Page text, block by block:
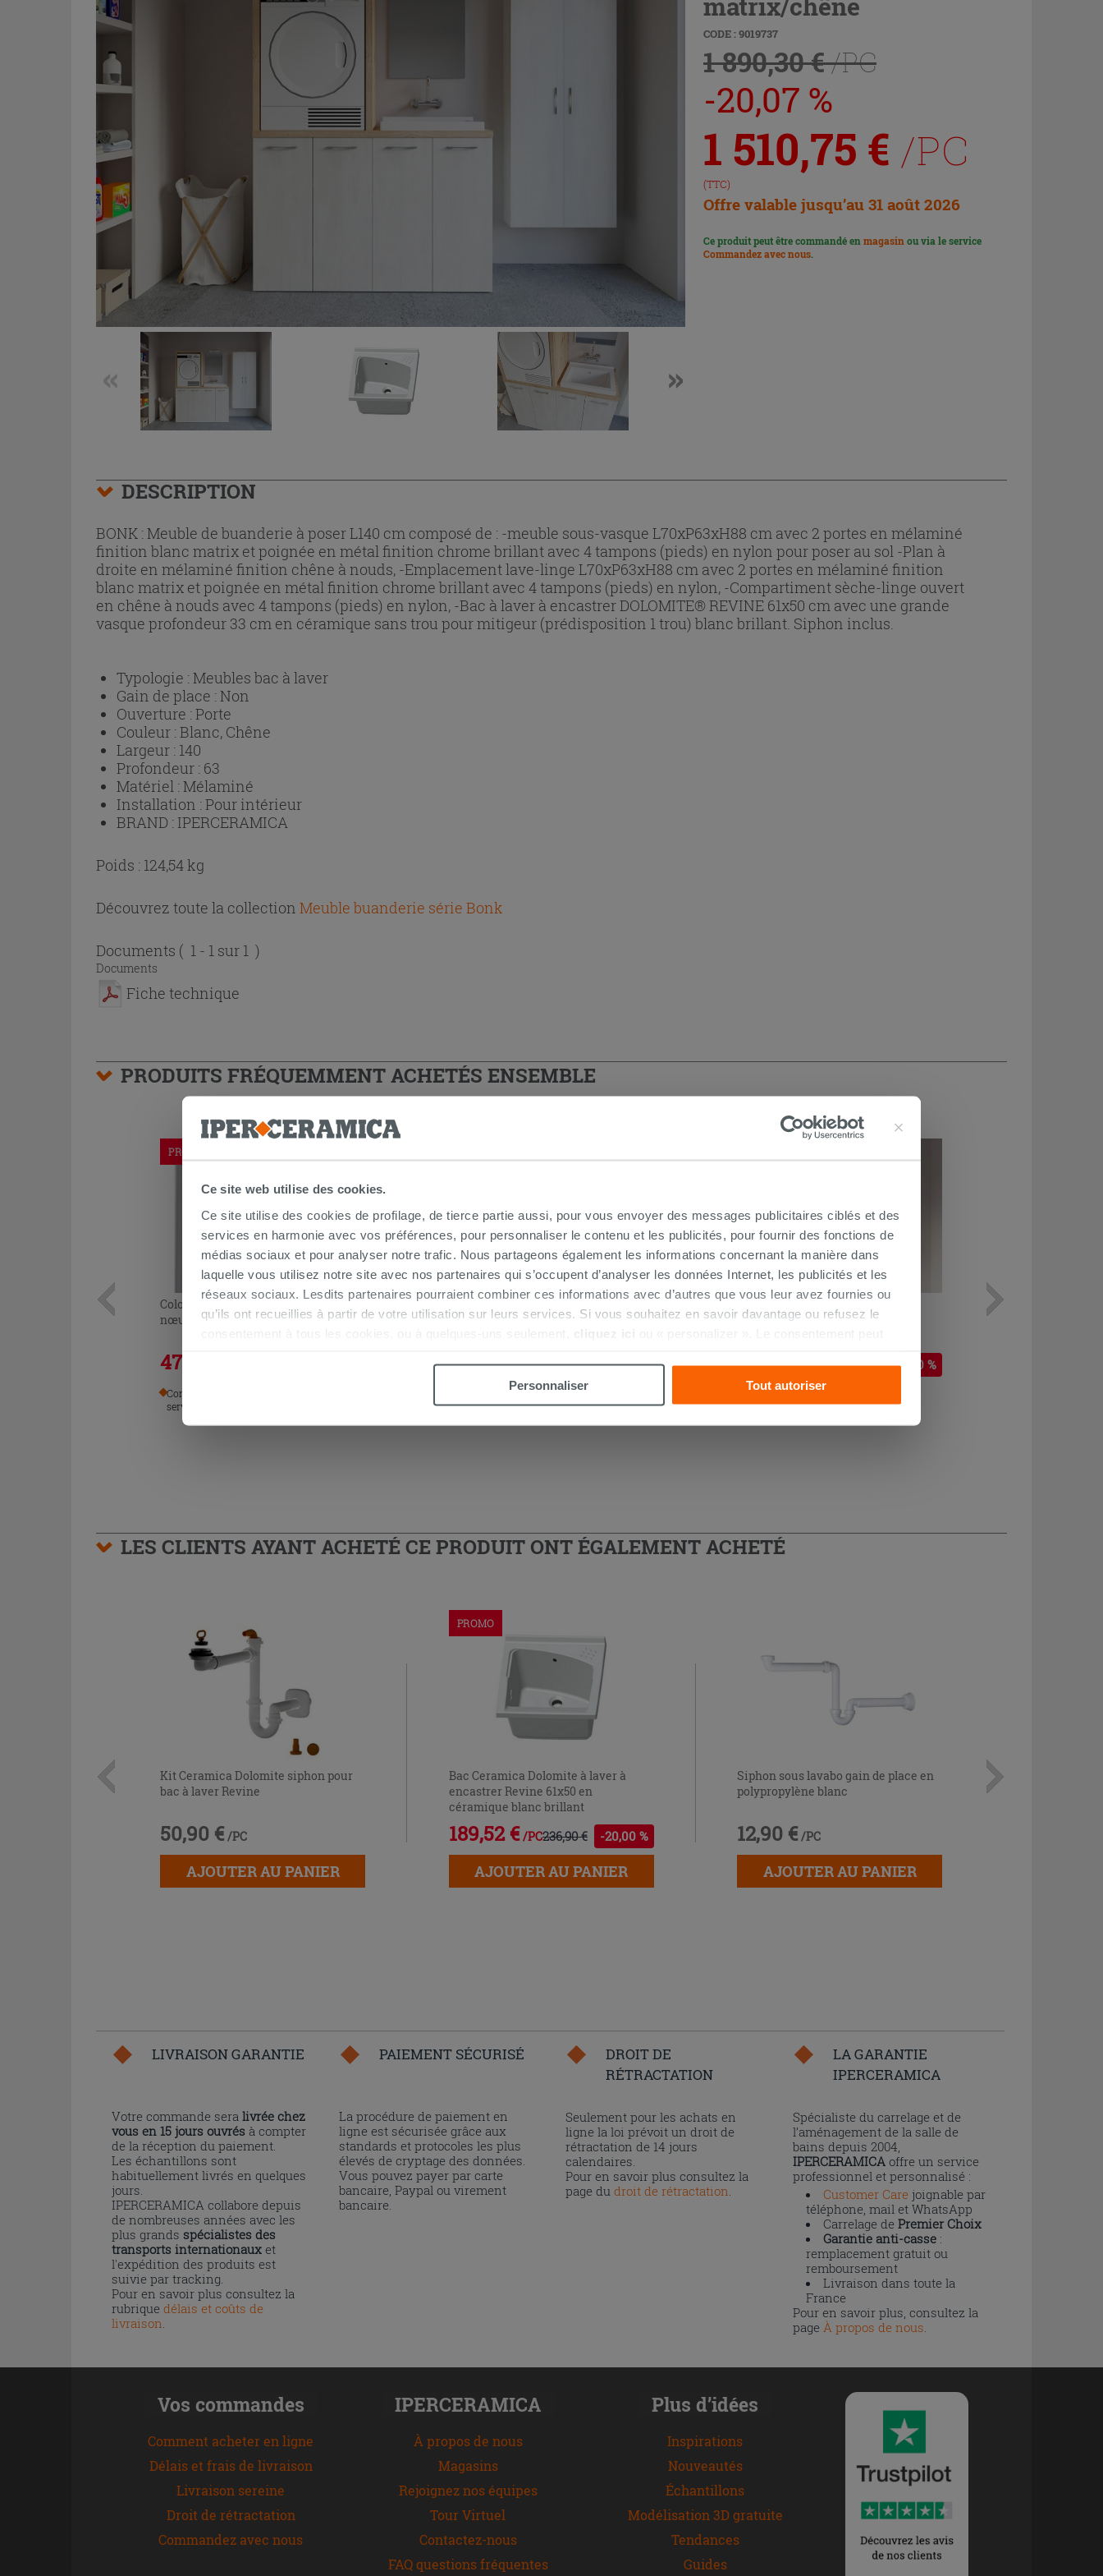
Ce site web utilise des cookies.
Ce site utilise des cookies de profilage, de tierce partie aussi, pour vous envoyer des messages publicitaires ciblés et des
services en harmonie avec vos préférences, pour personnaliser le contenu et les publicités, pour fournir des fonctions de
médias sociaux et pour analyser notre trafic. Nous partageons également les informations concernant la manière dans
laquelle vous utilisez notre site avec nos partenaires qui s’occupent d’analyser les données Internet, les publicités et les
réseaux sociaux. Lesdits partenaires pourraient combiner ces informations avec d’autres que vous leur avez fournies ou
qu’ils ont recueillies à partir de votre utilisation sur leurs services. Si vous souhaitez en savoir davantage ou refusez le
consentement à tous les cookies, ou à quelques-uns seulement,
cliquez ici ou « personalizer ». Le consentement peut
Personnaliser
Tout autoriser
CODE : 9019737
1 890,30 €/PC
-20,07 %
1 510,75 € /PC
(TTC)
Offre valable jusqu’au 31 août 2026
Ce produit peut être commandé en magasin ou via le service
Commandez avec nous.
DESCRIPTION
BONK : Meuble de buanderie à poser L140 cm composé de : -meuble sous-vasque L70xP63xH88 cm avec 2 portes en mélaminé
finition blanc matrix et poignée en métal finition chrome brillant avec 4 tampons (pieds) en nylon pour poser au sol -Plan à
droite en mélaminé finition chêne à nouds, -Emplacement lave-linge L70xP63xH88 cm avec 2 portes en mélaminé finition
blanc matrix et poignée en métal finition chrome brillant avec 4 tampons (pieds) en nylon, -Compartiment sèche-linge ouvert
en chêne à nouds avec 4 tampons (pieds) en nylon, -Bac à laver à encastrer DOLOMITE® REVINE 61x50 cm avec une grande
vasque profondeur 33 cm en céramique sans trou pour mitigeur (prédisposition 1 trou) blanc brillant. Siphon inclus.
Typologie :Meubles bac à laver
Gain de place :Non
Ouverture :Porte
Couleur :Blanc, Chêne
Largeur : 140
Profondeur : 63
Matériel :Mélaminé
Installation :Pour intérieur
BRAND : IPERCERAMICA
Poids : 124,54 kg
Découvrez toute la collection Meuble buanderie série Bonk
Documents ( 1 - 1 sur 1 )
Documents
Fiche technique
PRODUITS FRÉQUEMMENT ACHETÉS ENSEMBLE
PROMO
Colonne 2 portes BONK chêne à
nœuds
476,92 €
Commandable en magasin ou via le
service client
Armoire 2 portes BONK blanc brillant
183,67 € /PC244,90 € -25,00 %
Commandable en magasin ou via le
service client
Armoire 2 portes BONK chêne à
nœuds
176,92 € /PC235,90 € -25,00 %
Commandable en magasin ou via le
service client
LES CLIENTS AYANT ACHETÉ CE PRODUIT ONT ÉGALEMENT ACHETÉ
Kit Ceramica Dolomite siphon pour
bac à laver Revine
50,90 € /PC
AJOUTER AU PANIER
PROMO
Bac Ceramica Dolomite à laver à
encastrer Revine 61x50 en
céramique blanc brillant
189,52 € /PC236,90 € -20,00 %
AJOUTER AU PANIER
Siphon sous lavabo gain de place en
polypropylène blanc
12,90 € /PC
AJOUTER AU PANIER
LIVRAISON GARANTIE
Votre commande sera livrée chez
vous en 15 jours ouvrés à compter
de la réception du paiement.
Les échantillons sont
habituellement livrés en quelques
jours.
IPERCERAMICA collabore depuis
de nombreuses années avec les
plus grands spécialistes des
transports internationaux et
l'expédition des produits est
suivie par tracking.
Pour en savoir plus consultez la
rubrique délais et coûts de
livraison.
PAIEMENT SÉCURISÉ
La procédure de paiement en
ligne est sécurisée grâce aux
standards et protocoles les plus
élevés de cryptage des données.
Vous pouvez payer par carte
bancaire, Paypal ou virement
bancaire.
DROIT DE
RÉTRACTATION
Seulement pour les achats en
ligne la loi prévoit un droit de
rétractation de 14 jours
calendaires.
Pour en savoir plus consultez la
page dudroit de rétractation.
LA GARANTIE
IPERCERAMICA
Spécialiste du carrelage et de
l’aménagement de la salle de
bains depuis 2004,
IPERCERAMICAoffre un service
professionnel et personnalisé :
Customer Carejoignable par
téléphone, mail et WhatsApp
Carrelage de Premier Choix
Garantie anti-casse:
remplacement gratuit ou
remboursement
Livraison dans toute la
France
Pour en savoir plus, consultez la
page À propos de nous.
Vos commandes
Comment acheter en ligne
Délais et frais de livraison
Livraison sereine
Droit de rétractation
Commandez avec nous
IPERCERAMICA
À propos de nous
Magasins
Rejoignez nos équipes
Tour Virtuel
Contactez-nous
FAQ questions fréquentes
Plus d’idées
Inspirations
Nouveautés
Échantillons
Modélisation 3D gratuite
Tendances
Guides